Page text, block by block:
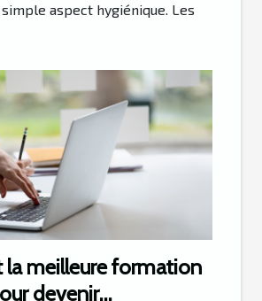
aspect hygiénique. Les
la meilleure formation
devenir